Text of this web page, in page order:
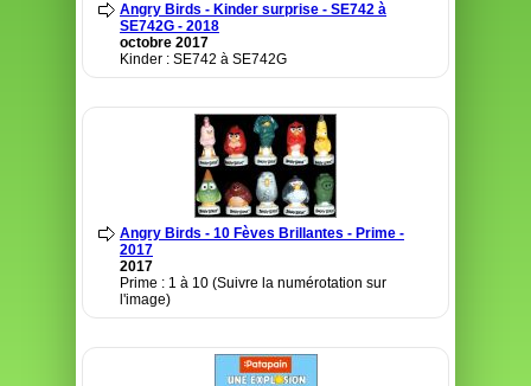
Angry Birds - Kinder surprise - SE742 à
SE742G - 2018
octobre 2017
Kinder : SE742 à SE742G
Angry Birds - 10 Fèves Brillantes - Prime -
2017
2017
Prime : 1 à 10 (Suivre la numérotation sur
l'image)